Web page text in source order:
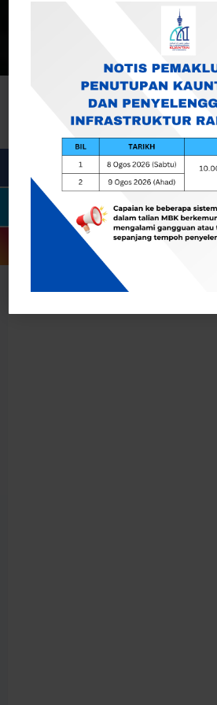
Jadual Pamer Buka
Pengubahsuaian Bilik Persalinan
Dijadikan Bilik Registri, Bilik Rehat
Utiliti Dan Bilik Operasi Bencana
Yang Berkaitan Di Aras 2, Kompleks
Bandaraya Kuantan – MBK/W/